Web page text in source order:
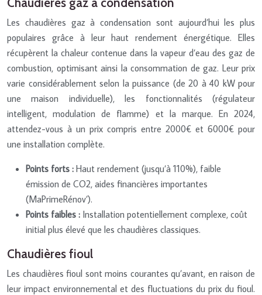
Les chaudières gaz à condensation sont aujourd’hui les plus
populaires grâce à leur haut rendement énergétique. Elles
récupèrent la chaleur contenue dans la vapeur d’eau des gaz de
combustion, optimisant ainsi la consommation de gaz. Leur prix
varie considérablement selon la puissance (de 20 à 40 kW pour
une maison individuelle), les fonctionnalités (régulateur
intelligent, modulation de flamme) et la marque. En 2024,
attendez-vous à un prix compris entre 2000€ et 6000€ pour
une installation complète.
Points forts : Haut rendement (jusqu’à 110%), faible
émission de CO2, aides financières importantes
(MaPrimeRénov’).
Points faibles : Installation potentiellement complexe, coût
initial plus élevé que les chaudières classiques.
Chaudières fioul
Les chaudières fioul sont moins courantes qu’avant, en raison de
leur impact environnemental et des fluctuations du prix du fioul.